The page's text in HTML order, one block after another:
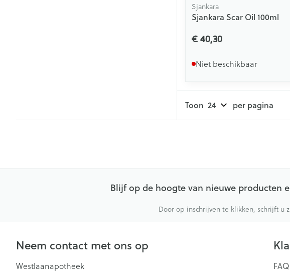
Sjankara
Sjankara Scar Oil 100ml
€ 40,30
Niet beschikbaar
Toon per pagina
Blijf op de hoogte van nieuwe producten
Door op inschrijven te klikken, schrijft u
Neem contact met ons op
Westlaanapotheek
FAQ